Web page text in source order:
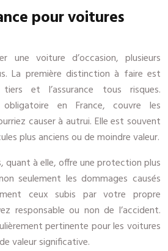
pour voitures
une voiture d’occasion, plusieurs
La première distinction à faire est
et l’assurance tous risques.
obligatoire en France, couvre les
causer à autrui. Elle est souvent
plus anciens ou de moindre valeur.
quant à elle, offre une protection plus
seulement les dommages causés
ceux subis par votre propre
responsable ou non de l’accident.
pertinente pour les voitures
valeur significative.